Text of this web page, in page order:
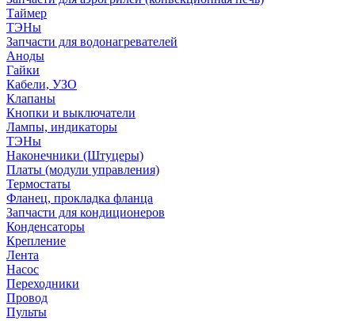
Таймер
ТЭНы
Запчасти для водонагревателей
Аноды
Гайки
Кабели, УЗО
Клапаны
Кнопки и выключатели
Лампы, индикаторы
ТЭНы
Наконечники (Штуцеры)
Платы (модули управления)
Термостаты
Фланец, прокладка фланца
Запчасти для кондиционеров
Конденсаторы
Крепление
Лента
Насос
Переходники
Провод
Пульты